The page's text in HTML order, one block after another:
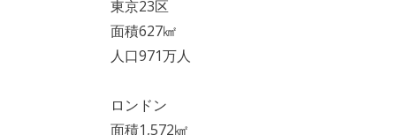
東京23区
面積627㎢
人口971万人
ロンドン
面積1,572㎢